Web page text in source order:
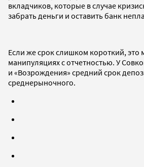
вкладчиков, которые в случае
забрать деньги и оставить банк
Если же срок слишком короткий, это
манипуляциях с отчетностью. У
и «Возрождения» средний срок
среднерыночного.